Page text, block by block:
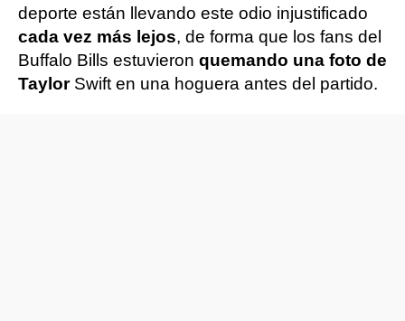
deporte están llevando este odio injustificado
cada vez más lejos, de forma que los fans del
Buffalo Bills estuvieron quemando una foto de
Taylor Swift en una hoguera antes del partido.